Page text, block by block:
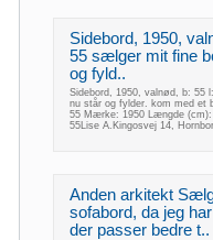
Sidebord, 1950,
55 sælger mit fine
og fyld..
Sidebord, 1950, valnød, b: 55
nu står og fylder. kom med et
55 Mærke: 1950 Længde
55Lise A.Kingosvej 14,
Anden arkitekt
sofabord, da jeg
der passer bedre t..